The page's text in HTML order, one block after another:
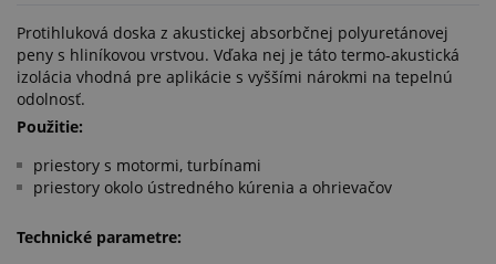
Protihluková doska z akustickej absorbčnej polyuretánovej
peny s hliníkovou vrstvou. Vďaka nej je táto termo-akustická
izolácia vhodná pre aplikácie s vyššími nárokmi na tepelnú
odolnosť.
Použitie:
priestory s motormi, turbínami
priestory okolo ústredného kúrenia a ohrievačov
Technické parametre: